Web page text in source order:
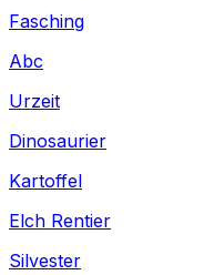
Fasching
Abc
Urzeit
Dinosaurier
Kartoffel
Elch Rentier
Silvester